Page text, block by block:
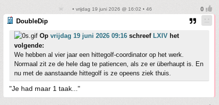
• vrijdag 19 juni 2026 @ 16:02 • 46
DoubleDip
Op vrijdag 19 juni 2026 09:16 schreef LXIV het
volgende:
We hebben al vier jaar een hittegolf-coordinator op het werk.
Normaal zit ze de hele dag te patiencen, als ze er überhaupt is. En
nu met de aanstaande hittegolf is ze opeens ziek thuis.
"Je had maar 1 taak..."